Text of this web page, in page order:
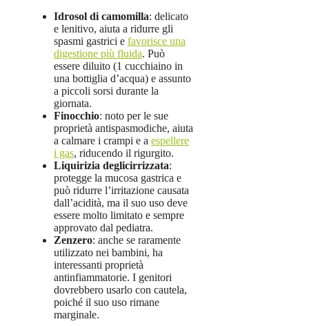
Idrosol di camomilla: delicato
e lenitivo, aiuta a ridurre gli
spasmi gastrici e favorisce una
digestione più fluida. Può
essere diluito (1 cucchiaino in
una bottiglia d’acqua) e assunto
a piccoli sorsi durante la
giornata.
Finocchio: noto per le sue
proprietà antispasmodiche, aiuta
a calmare i crampi e a espellere
i gas, riducendo il rigurgito.
Liquirizia deglicirrizzata:
protegge la mucosa gastrica e
può ridurre l’irritazione causata
dall’acidità, ma il suo uso deve
essere molto limitato e sempre
approvato dal pediatra.
Zenzero: anche se raramente
utilizzato nei bambini, ha
interessanti proprietà
antinfiammatorie. I genitori
dovrebbero usarlo con cautela,
poiché il suo uso rimane
marginale.